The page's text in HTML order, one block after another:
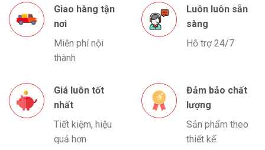
Giao hàng tận
nơi
Miễn phí nội
thành
Luôn luôn sẵn
sàng
Hỗ trợ 24/7
Giá luôn tốt
nhất
Tiết kiệm, hiệu
quả hơn
Đảm bảo chất
lượng
Sản phẩm theo
thiết kế